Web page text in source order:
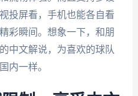
投屏看，手机也能各自看
彩瞬间。想象一下，和朋
中文解说，为喜欢的球队
内一样。